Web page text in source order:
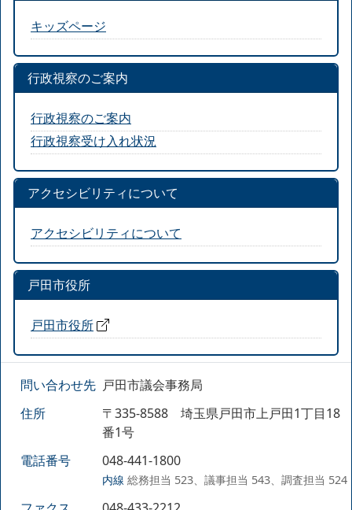
キッズページ
行政視察のご案内
行政視察のご案内
行政視察受け入れ状況
アクセシビリティについて
アクセシビリティについて
戸田市役所
戸田市役所
問い合わせ先 戸田市議会事務局
住所
〒335-8588 埼玉県戸田市上戸田1丁目18
番1号
電話番号
048-441-1800
内線 総務担当 523、議事担当 543、調査担当 524